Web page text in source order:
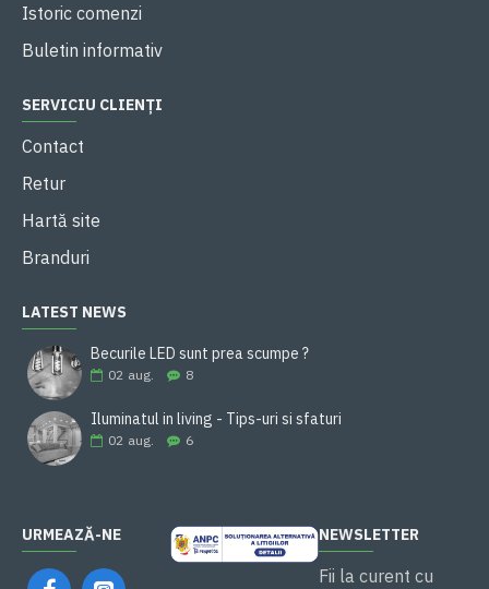
Istoric comenzi
Buletin informativ
SERVICIU CLIENȚI
Contact
Retur
Hartă site
Branduri
LATEST NEWS
Becurile LED sunt prea scumpe ?
02 aug. 8
Iluminatul in living - Tips-uri si sfaturi
02 aug. 6
URMEAZĂ-NE NEWSLETTER
Fii la curent cu